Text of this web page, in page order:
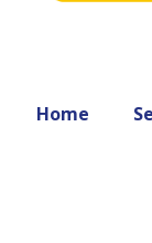
Home